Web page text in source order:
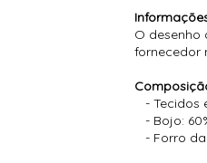
O
fornecedor
- Tecidos
- Bojo:
- Forro